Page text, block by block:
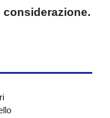
considerazione.